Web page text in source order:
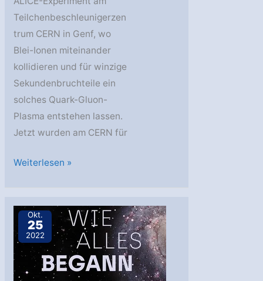
Teilchenbeschleunigerzen
trum CERN in Genf, wo
Blei-Ionen miteinander
kollidieren und für winzige
Sekundenbruchteile ein
solches Quark-Gluon-
Plasma entstehen lassen.
Jetzt wurden am CERN für
ALICE-
CERN
startet
Testbetrieb
mit
Blei-
Weiterlesen »
Okt.
25
2022